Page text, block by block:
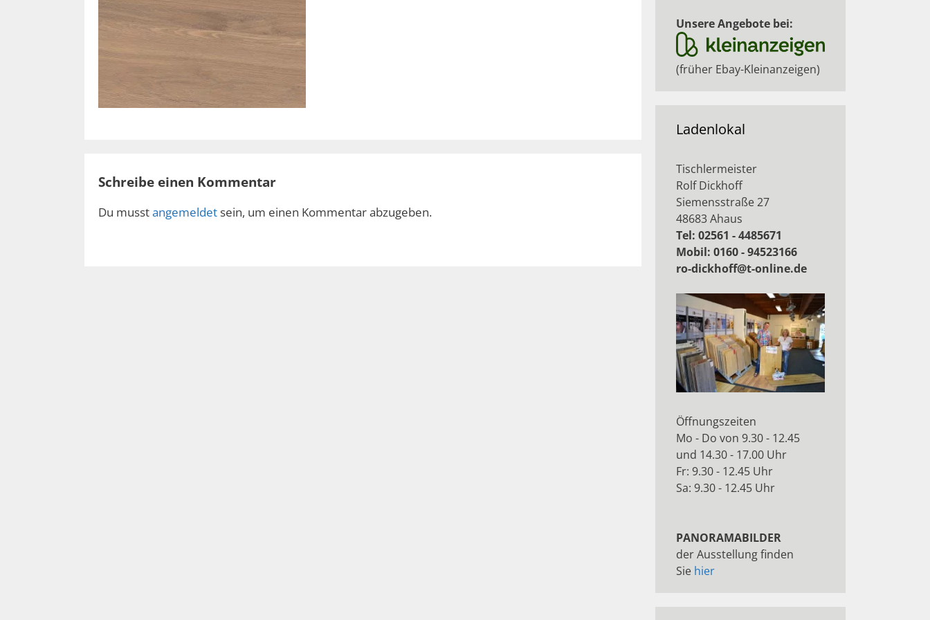
Schreibe einen Kommentar
Du musstangemeldet sein, um einen Kommentar abzugeben.
Unsere Angebote bei:
(früher Ebay-Kleinanzeigen)
Ladenlokal
Tischlermeister
Rolf Dickhoff
Siemensstraße 27
48683 Ahaus
Tel: 02561 - 4485671
Mobil: 0160 - 94523166
ro-dickhoff@t-online.de
Öffnungszeiten
Mo - Do von 9.30 - 12.45
und 14.30 - 17.00 Uhr
Fr: 9.30 - 12.45 Uhr
Sa: 9.30 - 12.45 Uhr
PANORAMABILDER
der Ausstellung finden
Sie hier